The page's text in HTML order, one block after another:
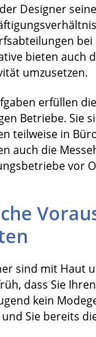
Designer
bieten auch
umzusetzen.
erfüllen
Betriebe. Sie
teilweise in
auch die
vor
sind mit Haut
dass Sie
kein
Sie bereits